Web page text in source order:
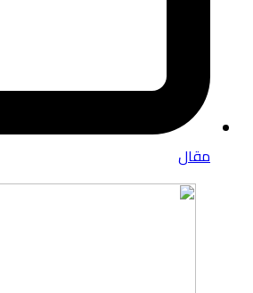
مقال